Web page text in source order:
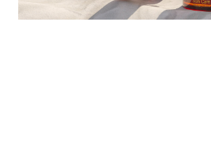
des soins personnels de